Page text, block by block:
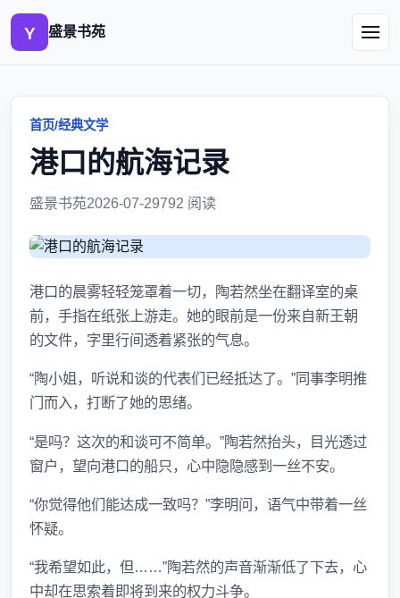
盛景书苑
首页/经典文学
港口的航海记录
盛景书苑2026-07-29792 阅读
港口的晨雾轻轻笼罩着一切，陶若然坐在翻译室的桌
前，手指在纸张上游走。她的眼前是一份来自新王朝
的文件，字里行间透着紧张的气息。
“陶小姐，听说和谈的代表们已经抵达了。”同事李明推
门而入，打断了她的思绪。
“是吗？这次的和谈可不简单。”陶若然抬头，目光透过
窗户，望向港口的船只，心中隐隐感到一丝不安。
“你觉得他们能达成一致吗？”李明问，语气中带着一丝
怀疑。
“我希望如此，但……”陶若然的声音渐渐低了下去，心
中却在思索着即将到来的权力斗争。